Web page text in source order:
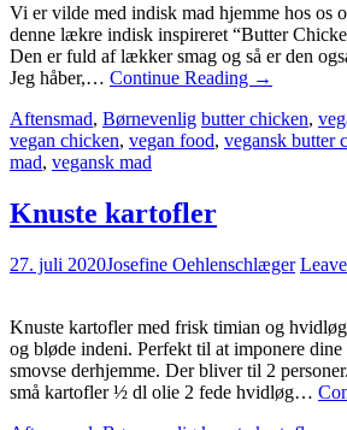
Vi er vilde med indisk mad hjemme hos os
denne lækre indisk inspireret “Butter
Den er fuld af lækker smag og så er den
Jeg håber,… Continue Reading →
Aftensmad, Børnevenlig butter chicken,
vegan chicken, vegan food, vegansk butter
mad, vegansk mad
Knuste kartofler
27. juli 2020Josefine Oehlenschlæger
Knuste kartofler med frisk timian og
og bløde indeni. Perfekt til at imponere
smovse derhjemme. Der bliver til 2
små kartofler ½ dl olie 2 fede hvidløg…